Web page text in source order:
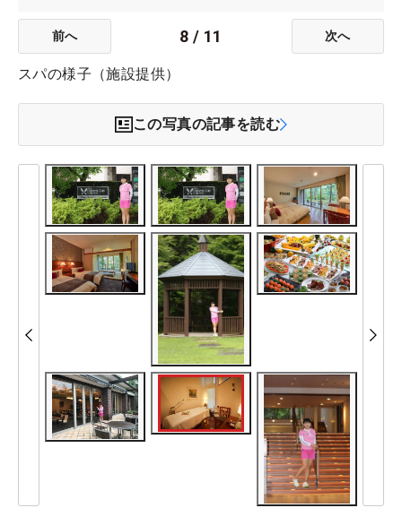
前へ 8 / 11 次へ
スパの様子（施設提供）
この写真の記事を読む